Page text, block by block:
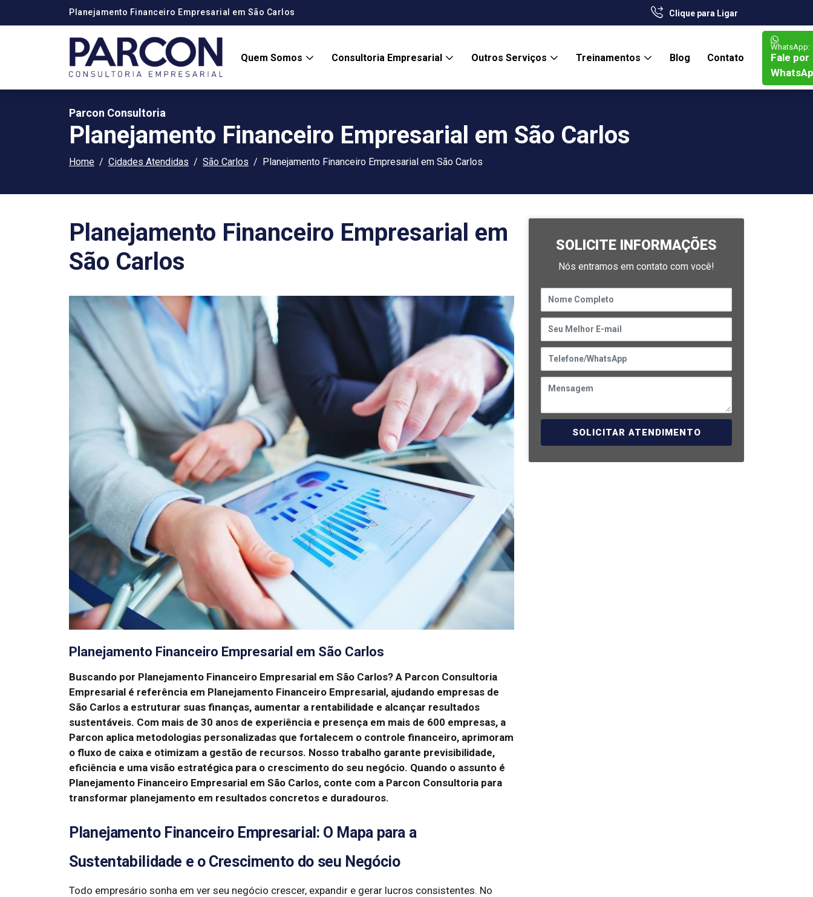
Planejamento Financeiro Empresarial em São Carlos Clique para Ligar
WhatsApp:
Fale por
Quem Somos Consultoria Empresarial Outros Serviços Treinamentos Blog Contato
Parcon Consultoria
Planejamento Financeiro Empresarial em São Carlos
Home Cidades Atendidas São Carlos Planejamento Financeiro Empresarial em São Carlos
Planejamento Financeiro Empresarial em
São Carlos
Planejamento Financeiro Empresarial em São Carlos
Buscando por Planejamento Financeiro Empresarial em São Carlos? A Parcon Consultoria
Empresarial é referência em Planejamento Financeiro Empresarial, ajudando empresas de
São Carlos a estruturar suas finanças, aumentar a rentabilidade e alcançar resultados
sustentáveis. Com mais de 30 anos de experiência e presença em mais de 600 empresas, a
Parcon aplica metodologias personalizadas que fortalecem o controle financeiro, aprimoram
o fluxo de caixa e otimizam a gestão de recursos. Nosso trabalho garante previsibilidade,
eficiência e uma visão estratégica para o crescimento do seu negócio. Quando o assunto é
Planejamento Financeiro Empresarial em São Carlos, conte com a Parcon Consultoria para
transformar planejamento em resultados concretos e duradouros.
Planejamento Financeiro Empresarial: O Mapa para a
Sustentabilidade e o Crescimento do seu Negócio
Todo empresário sonha em ver seu negócio crescer, expandir e gerar lucros consistentes. No
SOLICITE INFORMAÇÕES
Nós entramos em contato com você!
SOLICITAR ATENDIMENTO